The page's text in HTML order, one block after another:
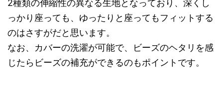
2種類の伸縮性の異なる生地となっており、深くし
っかり座っても、ゆったりと座ってもフィットする
のはさすがだと思います。
なお、カバーの洗濯が可能で、ビーズのヘタリを感
じたらビーズの補充ができるのもポイントです。